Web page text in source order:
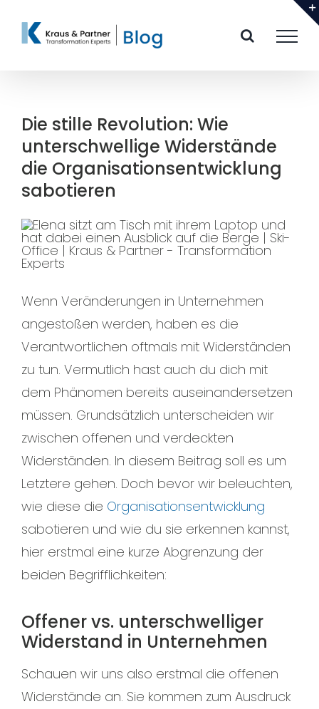
Inhalt
Die stille Revolution: Wie
unterschwellige Widerstände
die Organisationsentwicklung
sabotieren
Wenn Veränderungen in Unternehmen
angestoßen werden, haben es die
Verantwortlichen oftmals mit Widerständen
zu tun. Vermutlich hast auch du dich mit
dem Phänomen bereits auseinandersetzen
müssen. Grundsätzlich unterscheiden wir
zwischen offenen und verdeckten
Widerständen. In diesem Beitrag soll es um
Letztere gehen. Doch bevor wir beleuchten,
wie diese die Organisationsentwicklung
sabotieren und wie du sie erkennen kannst,
hier erstmal eine kurze Abgrenzung der
beiden Begrifflichkeiten:
Offener vs. unterschwelliger
Widerstand in Unternehmen
Schauen wir uns also erstmal die offenen
Widerstände an. Sie kommen zum Ausdruck